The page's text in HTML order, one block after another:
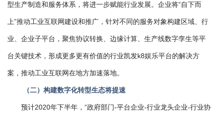
型生产制造和服务体系，将进一步赋能行业发展。企业将“自下而
上”推动工业互联网建设和推广，针对不同的服务对象构建区域、行
业、企业子平台，聚焦协议转换、边缘计算、生产线数字孪生等平
台关键技术，形成更多更有价值的行业凯发k8娱乐平台的解决方
案，推动工业互联网在地方加速落地。
（二）构建数字化转型生态将提速
预计2020年下半年，“政府部门-平台企业-行业龙头企业-行业协